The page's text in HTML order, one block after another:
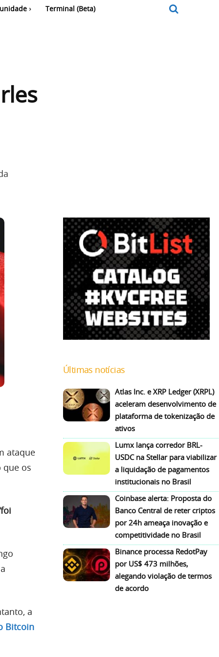
Terminal (Beta)
ataque
que os
a
Bitcoin
Últimas notícias
Atlas Inc. e XRP Ledger (XRPL)
aceleram desenvolvimento de
plataforma de tokenização de
ativos
Lumx lança corredor BRL-
USDC na Stellar para viabilizar
a liquidação de pagamentos
institucionais no Brasil
Coinbase alerta: Proposta do
Banco Central de reter criptos
por 24h ameaça inovação e
competitividade no Brasil
Binance processa RedotPay
por US$ 473 milhões,
alegando violação de termos
de acordo